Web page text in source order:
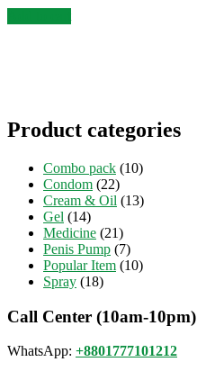
was:
৳ 6,000.
Product categories
Combo pack (10)
Condom (22)
Cream & Oil (13)
Gel (14)
Medicine (21)
Penis Pump (7)
Popular Item (10)
Spray (18)
Call Center (10am-10pm)
WhatsApp: +8801777101212